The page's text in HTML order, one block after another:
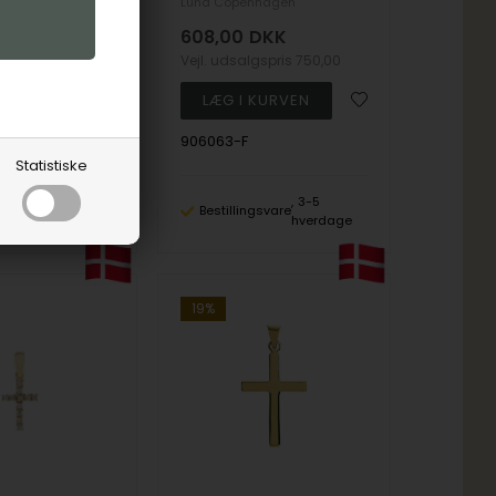
Statistiske
575,00
3-5
hverdage
608,00 DKK
906063-F
Bestillingsvare
3-5
hverdage
19%